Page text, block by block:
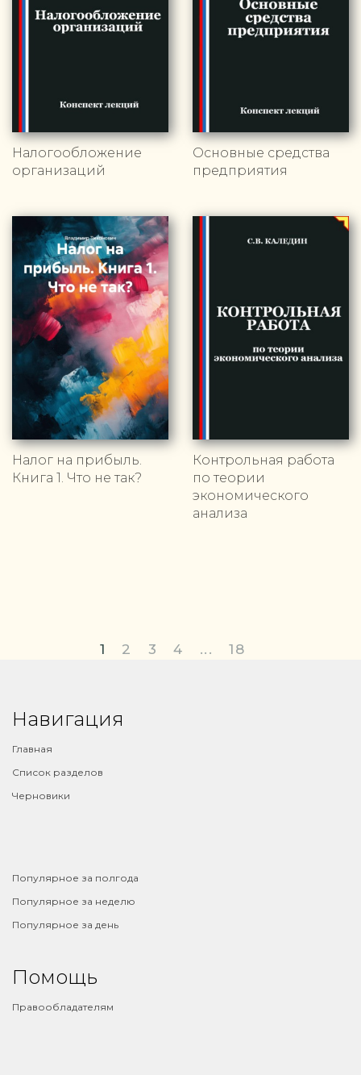
Налогообложение
организаций
Основные средства
предприятия
Налог на прибыль.
Книга 1. Что не так?
Контрольная работа
по теории
экономического
анализа
1 2 3 4 ... 18
Навигация
Главная
Список разделов
Черновики
Популярное за полгода
Популярное за неделю
Популярное за день
Помощь
Правообладателям